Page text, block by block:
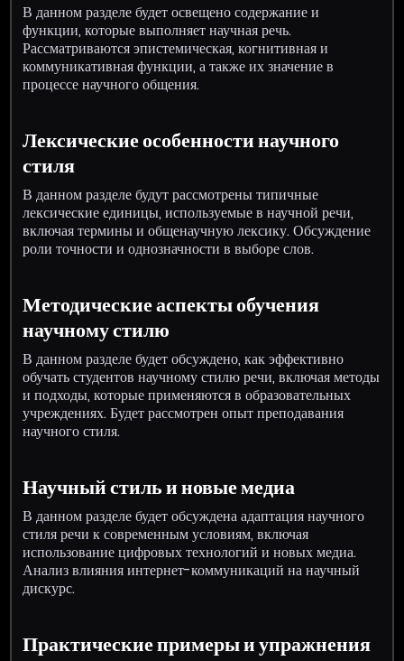
В данном разделе будет освещено содержание и
функции, которые выполняет научная речь.
Рассматриваются эпистемическая, когнитивная и
коммуникативная функции, а также их значение в
процессе научного общения.
Лексические особенности научного
стиля
В данном разделе будут рассмотрены типичные
лексические единицы, используемые в научной речи,
включая термины и общенаучную лексику. Обсуждение
роли точности и однозначности в выборе слов.
Методические аспекты обучения
научному стилю
В данном разделе будет обсуждено, как эффективно
обучать студентов научному стилю речи, включая методы
и подходы, которые применяются в образовательных
учреждениях. Будет рассмотрен опыт преподавания
научного стиля.
Научный стиль и новые медиа
В данном разделе будет обсуждена адаптация научного
стиля речи к современным условиям, включая
использование цифровых технологий и новых медиа.
Анализ влияния интернет-коммуникаций на научный
дискурс.
Практические примеры и упражнения